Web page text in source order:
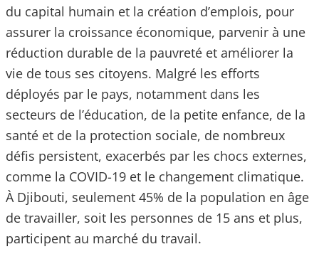
du capital humain et la création d’emplois, pour
assurer la croissance économique, parvenir à une
réduction durable de la pauvreté et améliorer la
vie de tous ses citoyens. Malgré les efforts
déployés par le pays, notamment dans les
secteurs de l’éducation, de la petite enfance, de la
santé et de la protection sociale, de nombreux
défis persistent, exacerbés par les chocs externes,
comme la COVID-19 et le changement climatique.
À Djibouti, seulement 45% de la population en âge
de travailler, soit les personnes de 15 ans et plus,
participent au marché du travail.